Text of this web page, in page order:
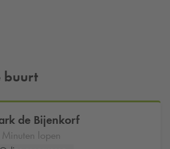
Sinds 2023 heeft het pand
dan eenvoudig je parkeerplaats bij
€25 per dag
buurt
de Bijenkorf
Minuten lopen